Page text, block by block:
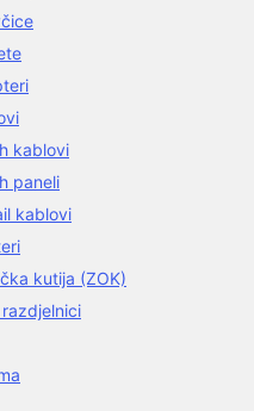
kablovi
paneli
kablovi
kutija (ZOK)